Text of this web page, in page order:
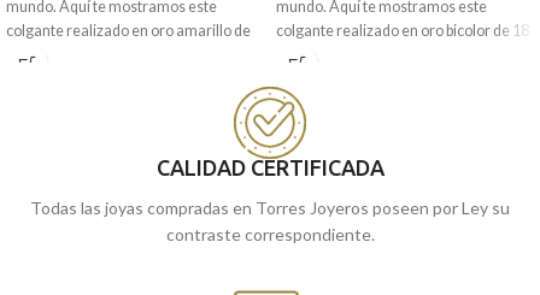
mundo. Aquí te mostramos este
colgante realizado en oro amarillo de
18 quilates, formado por la silueta de
mundo. Aquí te mostramos este
colgante realizado en oro bicolor de 18
quilates, formado por la silueta de una
detalles.
CALIDAD CERTIFICADA
Todas las joyas compradas en Torres Joyeros poseen por Ley su
contraste correspondiente.